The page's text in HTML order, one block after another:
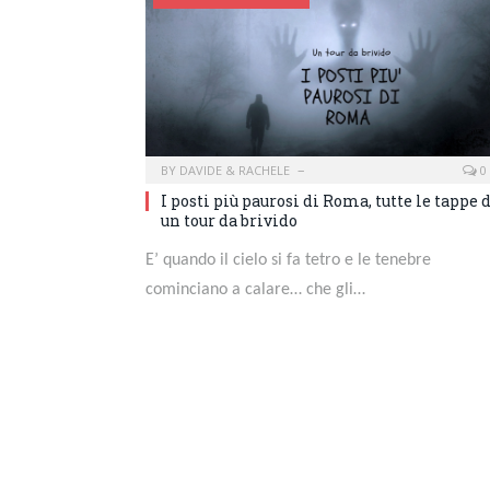
BY DAVIDE & RACHELE 0
I posti più paurosi di Roma, tutte le tappe
un tour da brivido
E’ quando il cielo si fa tetro e le tenebre
cominciano a calare… che gli…